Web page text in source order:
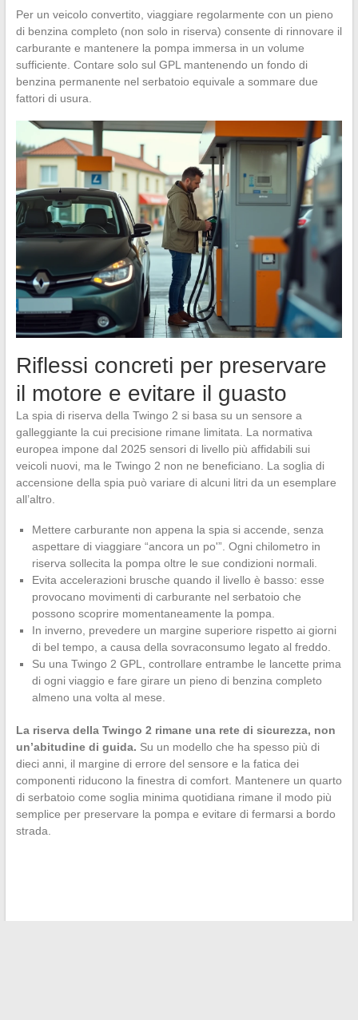
Per un veicolo convertito, viaggiare regolarmente con un pieno
di benzina completo (non solo in riserva) consente di rinnovare il
carburante e mantenere la pompa immersa in un volume
sufficiente. Contare solo sul GPL mantenendo un fondo di
benzina permanente nel serbatoio equivale a sommare due
fattori di usura.
Riflessi concreti per preservare
il motore e evitare il guasto
La spia di riserva della Twingo 2 si basa su un sensore a
galleggiante la cui precisione rimane limitata. La normativa
europea impone dal 2025 sensori di livello più affidabili sui
veicoli nuovi, ma le Twingo 2 non ne beneficiano. La soglia di
accensione della spia può variare di alcuni litri da un esemplare
all’altro.
Mettere carburante non appena la spia si accende, senza
aspettare di viaggiare “ancora un po'”. Ogni chilometro in
riserva sollecita la pompa oltre le sue condizioni normali.
Evita accelerazioni brusche quando il livello è basso: esse
provocano movimenti di carburante nel serbatoio che
possono scoprire momentaneamente la pompa.
In inverno, prevedere un margine superiore rispetto ai giorni
di bel tempo, a causa della sovraconsumo legato al freddo.
Su una Twingo 2 GPL, controllare entrambe le lancette prima
di ogni viaggio e fare girare un pieno di benzina completo
almeno una volta al mese.
La riserva della Twingo 2 rimane una rete di sicurezza, non
un’abitudine di guida. Su un modello che ha spesso più di
dieci anni, il margine di errore del sensore e la fatica dei
componenti riducono la finestra di comfort. Mantenere un quarto
di serbatoio come soglia minima quotidiana rimane il modo più
semplice per preservare la pompa e evitare di fermarsi a bordo
strada.